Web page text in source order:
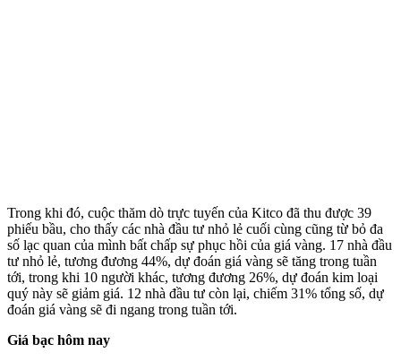
Trong khi đó, cuộc thăm dò trực tuyến của Kitco đã thu được 39
phiếu bầu, cho thấy các nhà đầu tư nhỏ lẻ cuối cùng cũng từ bỏ đa
số lạc quan của mình bất chấp sự phục hồi của giá vàng. 17 nhà đầu
tư nhỏ lẻ, tương đương 44%, dự đoán giá vàng sẽ tăng trong tuần
tới, trong khi 10 người khác, tương đương 26%, dự đoán kim loại
quý này sẽ giảm giá. 12 nhà đầu tư còn lại, chiếm 31% tổng số, dự
đoán giá vàng sẽ đi ngang trong tuần tới.
Giá bạc hôm nay